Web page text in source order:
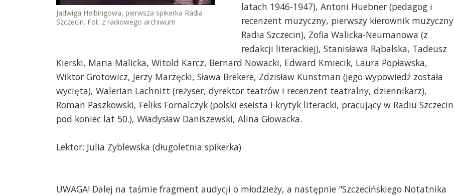
Jadwiga Helbingowa, pierwsza spikerka Radia
Szczecin. Fot. z radiowego archiwum
latach 1946-1947), Antoni Huebner (pedagog i
recenzent muzyczny, pierwszy kierownik muzyczny
Radia Szczecin), Zofia Walicka-Neumanowa (z
redakcji literackiej), Stanisława Rąbalska, Tadeusz
Kierski, Maria Malicka, Witold Karcz, Bernard Nowacki, Edward Kmiecik, Laura Popławska,
Wiktor Grotowicz, Jerzy Marzęcki, Sława Brekere, Zdzisław Kunstman (jego wypowiedź została
wycięta), Walerian Lachnitt (reżyser, dyrektor teatrów i recenzent teatralny, dziennikarz),
Roman Paszkowski, Feliks Fornalczyk (polski eseista i krytyk literacki, pracujący w Radiu Szczecin
pod koniec lat 50.), Władysław Daniszewski, Alina Głowacka.
Lektor: Julia Zyblewska (długoletnia spikerka)
UWAGA! Dalej na taśmie fragment audycji o młodzieży, a następnie "Szczecińskiego Notatnika